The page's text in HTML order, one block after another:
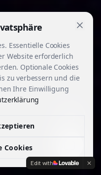
Essentielle Cookies
Website erforderlich
Optionale Cookies
zu verbessern und die
Ihre Einwilligung
Cookies
Edit with